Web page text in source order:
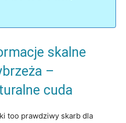
skalne
–
cuda
too prawdziwy skarb dla